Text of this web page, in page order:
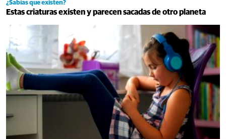
¿Sabías que existen?
Estas criaturas existen y parecen sacadas de otro planeta